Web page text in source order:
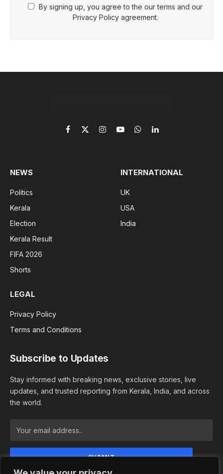
By signing up, you agree to the our terms and our
Privacy Policy agreement.
Facebook
X
InstagramYouTubeWhatsAppLinkedIn
NEWS
Politics
Kerala
Election
Kerala Result
FIFA 2026
Shorts
INTERNATIONAL
UK
USA
India
LEGAL
Privacy Policy
Terms and Conditions
Subscribe to Updates
Stay informed with breaking news, exclusive stories, live
updates, and trusted reporting from Kerala, India, and across
the world.